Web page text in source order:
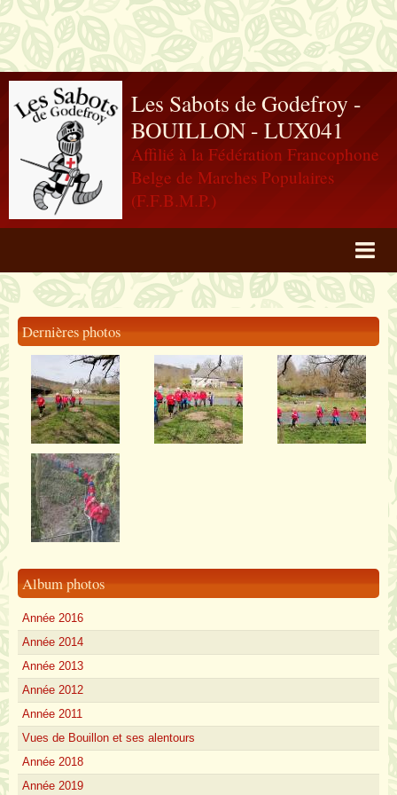
Les Sabots de Godefroy -
BOUILLON - LUX041
Affilié à la Fédération Francophone
Belge de Marches Populaires
(F.F.B.M.P.)
Agenda
Dernières photos
Album photos
Année 2016
Année 2014
Année 2013
Année 2012
Année 2011
Vues de Bouillon et ses alentours
Année 2018
Année 2019